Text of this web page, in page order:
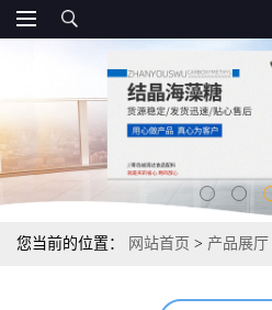
您当前的位置： 网站首页 > 产品展厅